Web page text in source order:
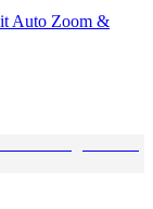
Auto Zoom &